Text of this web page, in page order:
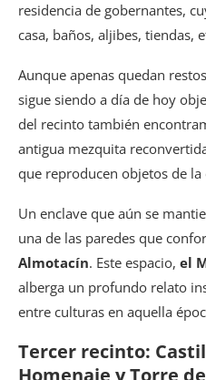
residencia de gobernantes,
casa, baños, aljibes, tiendas,
Aunque apenas quedan
sigue siendo a día de hoy
del recinto también
antigua mezquita
que reproducen objetos de la
Un enclave que aún se
una de las paredes que
Almotacín. Este espacio, el
alberga un profundo relato
entre culturas en aquella
Tercer recinto:
Homenaje y Torre